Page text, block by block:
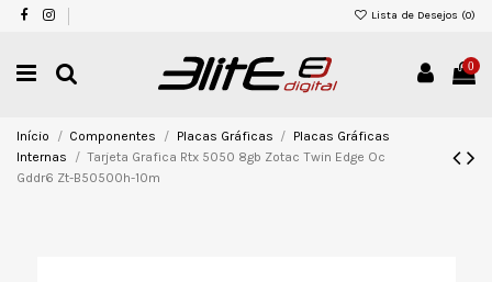
Lista de Desejos (0)
0
Início Componentes Placas Gráficas
Placas Gráficas
Internas
Tarjeta Grafica Rtx 5050 8gb Zotac Twin Edge Oc
Gddr6 Zt-B50500h-10m